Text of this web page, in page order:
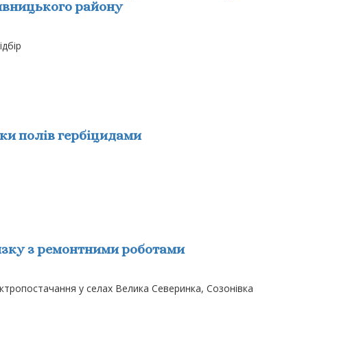
району
полів гербіцидами
з ремонтними роботами
у селах Велика Северинка, Созонівка